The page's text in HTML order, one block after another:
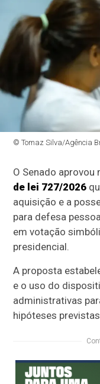
© Tomaz Silva/Agência
O Senado
de lei 727/2026
aquisição e a
para defesa
em votação
presidencial.
A proposta
e o uso do
administrativas
hipóteses